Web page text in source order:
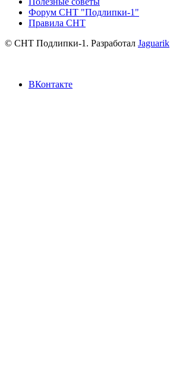
Форум СНТ "Подлипки-1"
Правила СНТ
© СНТ Подлипки-1. Разработал Jaguarik
ВКонтакте